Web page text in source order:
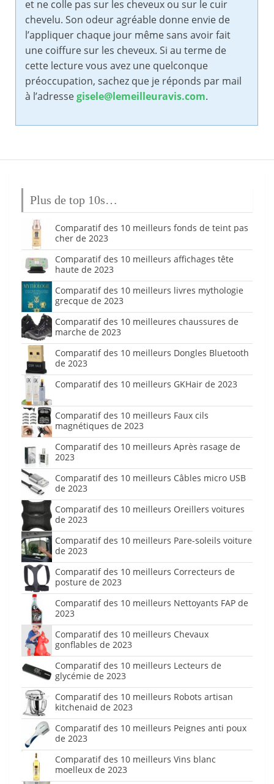
et ne colle pas sur les cheveux ou sur le cuir
chevelu. Son odeur agréable donne envie de
l’appliquer chaque jour même sans avoir fait
une coiffure sur les cheveux. Si au terme de
cette lecture vous avez une quelconque
préoccupation, sachez que je réponds par mail
à l’adressegisele@lemeilleuravis.com.
Plus de top 10s…
Comparatif des 10 meilleurs fonds de teint pas
cher de 2023
Comparatif des 10 meilleurs affichages tête
haute de 2023
Comparatif des 10 meilleurs livres mythologie
grecque de 2023
Comparatif des 10 meilleures chaussures de
marche de 2023
Comparatif des 10 meilleurs Dongles Bluetooth
de 2023
Comparatif des 10 meilleurs GKHair de 2023
Comparatif des 10 meilleurs Faux cils
magnétiques de 2023
Comparatif des 10 meilleurs Après rasage de
2023
Comparatif des 10 meilleurs Câbles micro USB
de 2023
Comparatif des 10 meilleurs Oreillers voitures
de 2023
Comparatif des 10 meilleurs Pare-soleils voiture
de 2023
Comparatif des 10 meilleurs Correcteurs de
posture de 2023
Comparatif des 10 meilleurs Nettoyants FAP de
2023
Comparatif des 10 meilleurs Chevaux
gonflables de 2023
Comparatif des 10 meilleurs Lecteurs de
glycémie de 2023
Comparatif des 10 meilleurs Robots artisan
kitchenaid de 2023
Comparatif des 10 meilleurs Peignes anti poux
de 2023
Comparatif des 10 meilleurs Vins blanc
moelleux de 2023